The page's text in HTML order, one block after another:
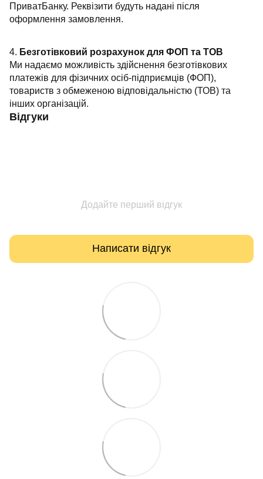
ПриватБанку. Реквізити будуть надані після
оформлення замовлення.
4. Безготівковий розрахунок для ФОП та ТОВ
Ми надаємо можливість здійснення безготівкових
платежів для фізичних осіб-підприємців (ФОП),
товариств з обмеженою відповідальністю (ТОВ) та
інших організацій.
Відгуки
Додайте перший відгук
Написати відгук